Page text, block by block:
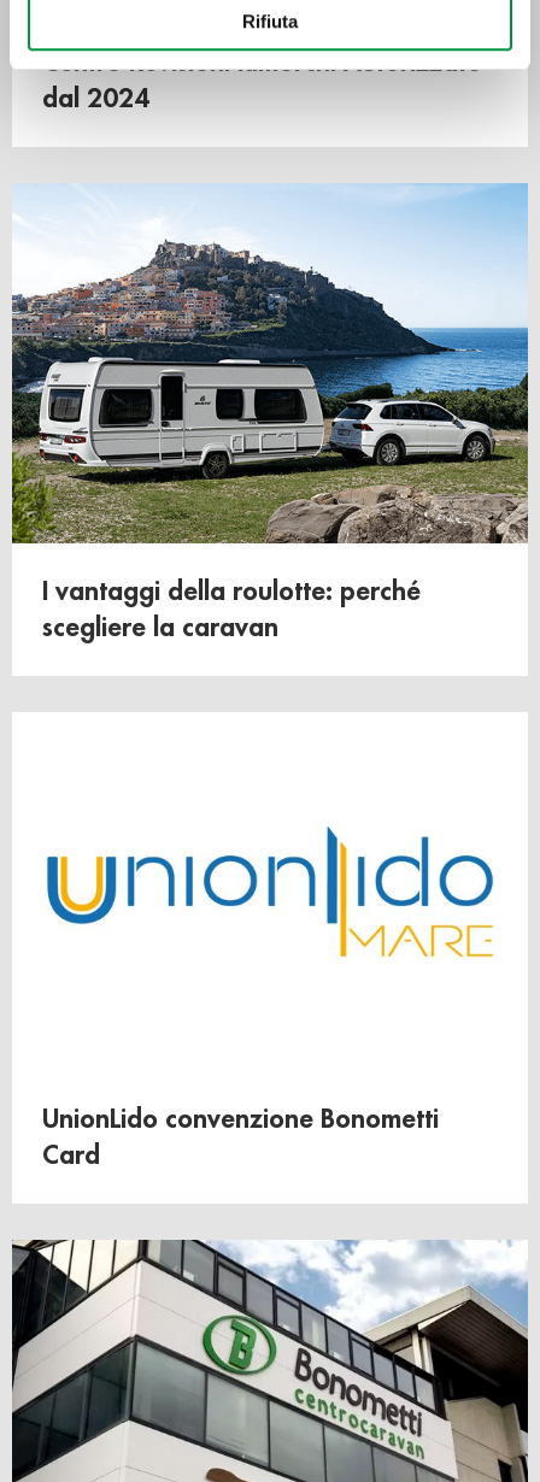
geografica, con un'approssimazione di qualche
metro,
attivamente alla ricerca di caratteristiche specifiche
(impronte digitali).
Approfondisci come vengono elaborati i tuoi dati personali
e imposta le tue preferenze nella
modificare o ritirare il tuo consenso in qualsiasi momento
dalla Dichiarazione sui cookie.
Utilizziamo i cookie per personalizzare contenuti ed
annunci, per fornire funzionalità dei social media e per
analizzare il nostro traffico. Condividiamo inoltre
informazioni sul modo in cui utilizza il nostro sito con i
nostri partner che si occupano di analisi dei dati web,
pubblicità e social media, i quali potrebbero combinarle
con altre informazioni che ha fornito loro o che hanno
Rifiuta
Centro Revisioni Rimorchi Autorizzato
dal 2024
I vantaggi della roulotte: perché
scegliere la caravan
UnionLido convenzione Bonometti
Card